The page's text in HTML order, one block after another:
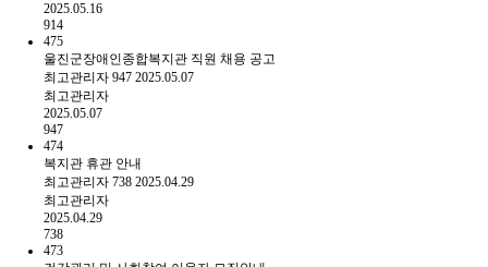
2025.05.16
914
475
울진군장애인종합복지관 직원 채용 공고
최고관리자 947 2025.05.07
최고관리자
2025.05.07
947
474
복지관 휴관 안내
최고관리자 738 2025.04.29
최고관리자
2025.04.29
738
473